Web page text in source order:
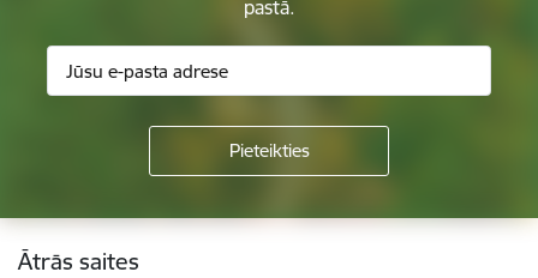
pastā.
Kājene
Ātrās saites